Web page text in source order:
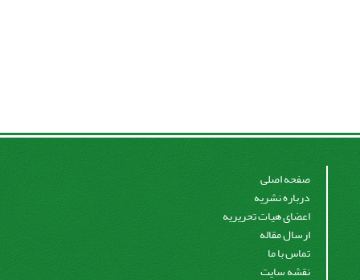
صفحه اصلی
درباره نشریه
اعضای هیات تحریریه
ارسال مقاله
تماس با ما
نقشه سایت